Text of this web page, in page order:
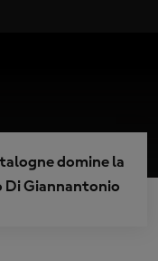
domine la
Di Giannantonio